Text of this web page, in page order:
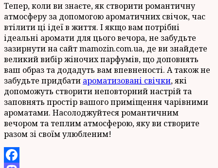
Тепер, коли ви знаєте, як створити романтичну
атмосферу за допомогою ароматичних свічок, час
втілити ці ідеї в життя. І якщо вам потрібні
ідеальні аромати для цього вечора, не забудьте
зазирнути на сайт mamozin.com.ua, де ви знайдете
великий вибір жіночих парфумів, що доповнять
ваш образ та додадуть вам впевненості. А також не
забудьте придбати ароматизовані свічки, які
допоможуть створити неповторний настрій та
заповнять простір вашого приміщення чарівними
ароматами. Насолоджуйтеся романтичним
вечором та теплим атмосферою, яку ви створите
разом зі своїм улюбленим!